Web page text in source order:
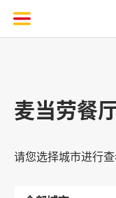
麦当劳餐
请您选择城市进行